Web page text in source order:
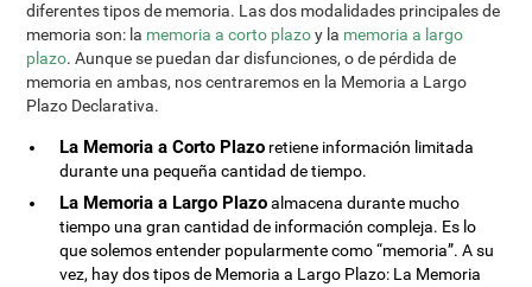
diferentes tipos de memoria. Las dos modalidades principales de
memoria son: la memoria a corto plazoy la memoria a largo
plazo. Aunque se puedan dar disfunciones, o de pérdida de
memoria en ambas, nos centraremos en la Memoria a Largo
Plazo Declarativa.
La Memoria a Corto Plazo retiene información limitada
durante una pequeña cantidad de tiempo.
La Memoria a Largo Plazoalmacena durante mucho
tiempo una gran cantidad de información compleja. Es lo
que solemos entender popularmente como “memoria”. A su
vez, hay dos tipos de Memoria a Largo Plazo: La Memoria